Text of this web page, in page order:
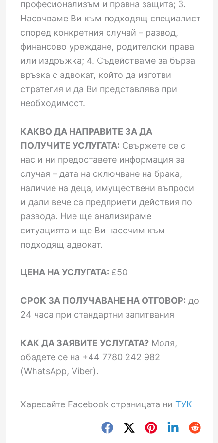
професионализъм и правна защита; 3.
Насочваме Ви към подходящ специалист
според конкретния случай – развод,
финансово уреждане, родителски права
или издръжка; 4. Съдействаме за бърза
връзка с адвокат, който да изготви
стратегия и да Ви представлява при
необходимост.
КАКВО ДА НАПРАВИТЕ ЗА ДА
ПОЛУЧИТЕ УСЛУГАТА: Свържете се с
нас и ни предоставете информация за
случая – дата на сключване на брака,
наличие на деца, имуществени въпроси
и дали вече са предприети действия по
развода. Ние ще анализираме
ситуацията и ще Ви насочим към
подходящ адвокат.
ЦЕНА НА УСЛУГАТА: £50
СРОК ЗА ПОЛУЧАВАНЕ НА ОТГОВОР: до
24 часа при стандартни запитвания
КАК ДА ЗАЯВИТЕ УСЛУГАТА?Моля,
обадете се на +44 7780 242 982
(WhatsApp, Viber).
Харесайте Facebook страницата ни ТУК